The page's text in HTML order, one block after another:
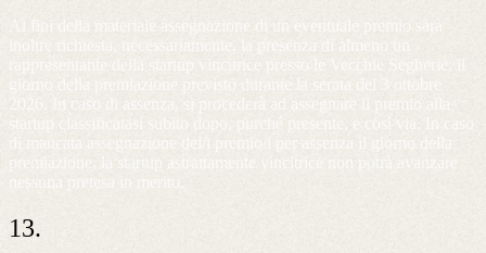
Ai fini della materiale assegnazione di un eventuale premio sarà
inoltre richiesta, necessariamente, la presenza di almeno un
rappresentante della startup vincitrice presso le Vecchie Segherie, il
giorno della premiazione previsto durante la serata del 3 ottobre
2026. In caso di assenza, si procederà ad assegnare il premio alla
startup classificatasi subito dopo, purché presente, e così via. In caso
di mancata assegnazione del/i premio/i per assenza il giorno della
premiazione, la startup astrattamente vincitrice non potrà avanzare
nessuna pretesa in merito.
13.